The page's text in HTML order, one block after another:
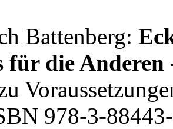
Battenberg:
für die Anderen
978-3-